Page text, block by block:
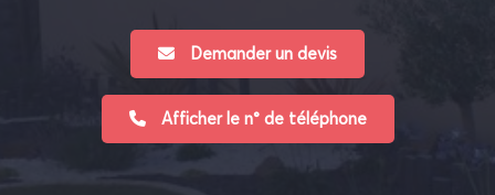
Demander un devis
Afficher le n° de téléphone